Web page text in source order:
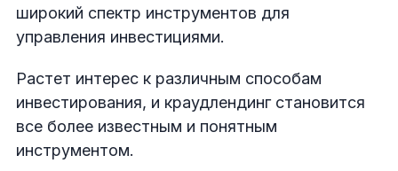
широкий спектр инструментов для
управления инвестициями.
Растет интерес к различным способам
инвестирования, и краудлендинг становится
все более известным и понятным
инструментом.